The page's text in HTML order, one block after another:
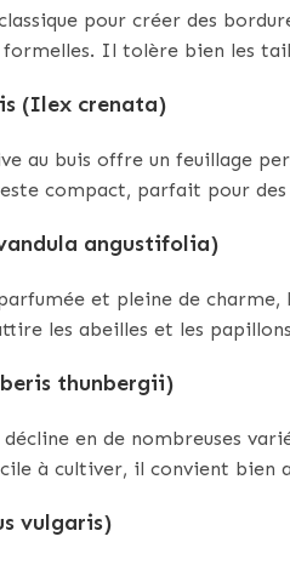
pour créer des
formelles. Il tolère bien les
(Ilex crenata)
au buis offre un feuillage
compact, parfait pour
angustifolia)
et pleine de charme,
les abeilles et les
thunbergii)
en de nombreuses
à cultiver, il convient bien
vulgaris)